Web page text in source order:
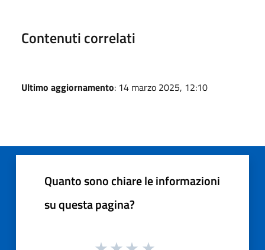
Contenuti correlati
Ultimo aggiornamento: 14 marzo 2025, 12:10
Quanto sono chiare le informazioni
su questa pagina?